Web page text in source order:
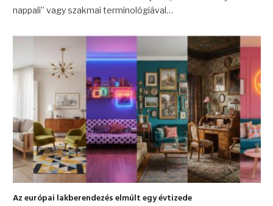
nappali” vagy szakmai terminológiával…
Az európai lakberendezés elmúlt egy évtizede